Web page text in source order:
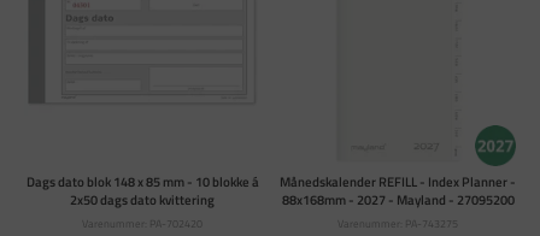
Dags dato blok 148 x 85 mm - 10 blokke á
2x50 dags dato kvittering
Varenummer: PA-702420
Månedskalender REFILL - Index Planner -
88x168mm - 2027 - Mayland - 27095200
Varenummer: PA-743275